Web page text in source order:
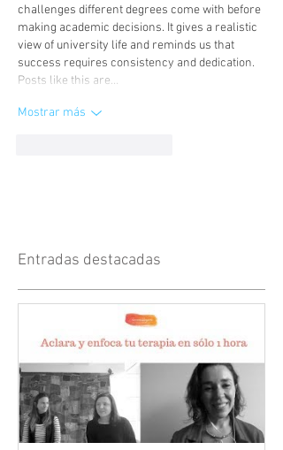
challenges different degrees come with before
making academic decisions. It gives a realistic
view of university life and reminds us that
success requires consistency and dedication.
Posts like this are…
Mostrar más
Entradas destacadas